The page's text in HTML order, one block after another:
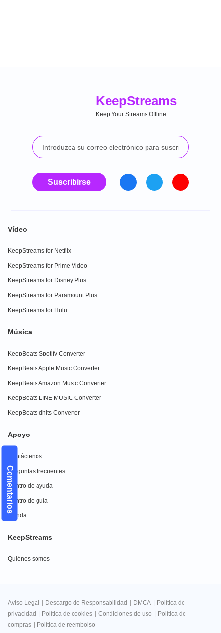
Comentarios
KeepStreams
Keep Your Streams Offline
Suscribirse
Vídeo
KeepStreams for Netflix
KeepStreams for Prime Video
KeepStreams for Disney Plus
KeepStreams for Paramount Plus
KeepStreams for Hulu
Música
KeepBeats Spotify Converter
KeepBeats Apple Music Converter
KeepBeats Amazon Music Converter
KeepBeats LINE MUSIC Converter
KeepBeats dhits Converter
Apoyo
Contáctenos
Preguntas frecuentes
Centro de ayuda
Centro de guía
Tienda
KeepStreams
Quiénes somos
Aviso Legal Descargo de Responsabilidad DMCA
Política de
privacidad
Política de cookies Condiciones de uso
Política de
compras
Política de reembolso